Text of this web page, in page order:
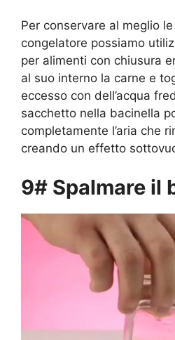
Per conservare al meglio
congelatore possiamo
per alimenti con chiusura
al suo interno la carne e
eccesso con dell’acqua
sacchetto nella bacinella
completamente l’aria che
creando un effetto
9# Spalmare il